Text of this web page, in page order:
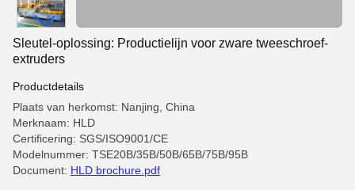
Sleutel-oplossing: Productielijn voor zware tweeschroef-
extruders
Productdetails
Plaats van herkomst: Nanjing, China
Merknaam: HLD
Certificering: SGS/ISO9001/CE
Modelnummer: TSE20B/35B/50B/65B/75B/95B
Document: HLD brochure.pdf